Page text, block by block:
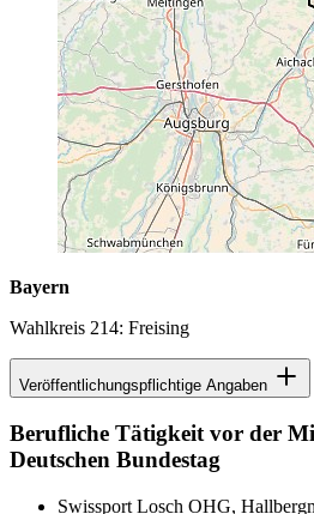
Bayern
Wahlkreis 214: Freising
Veröffentlichungspflichtige Angaben
Berufliche Tätigkeit vor der
Deutschen Bundestag
Swissport Losch OHG,